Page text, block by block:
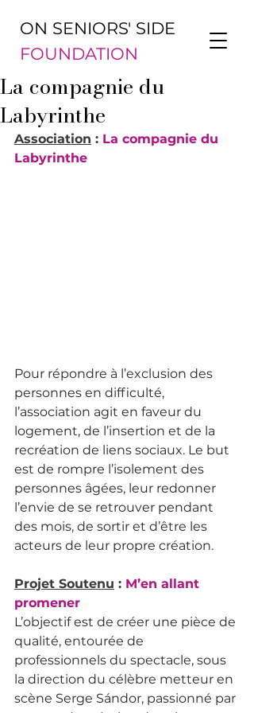
ON SENIORS' SIDE
FOUNDATION
La compagnie du
Labyrinthe
Association : La compagnie du
Labyrinthe
Pour répondre à l’exclusion des
personnes en difficulté,
l’association agit en faveur du
logement, de l’insertion et de la
recréation de liens sociaux. Le but
est de rompre l’isolement des
personnes âgées, leur redonner
l’envie de se retrouver pendant
des mois, de sortir et d’être les
acteurs de leur propre création.
Projet Soutenu : M’en allant
promener
L’objectif est de créer une pièce de
qualité, entourée de
professionnels du spectacle, sous
la direction du célèbre metteur en
scène Serge Sándor, passionné par